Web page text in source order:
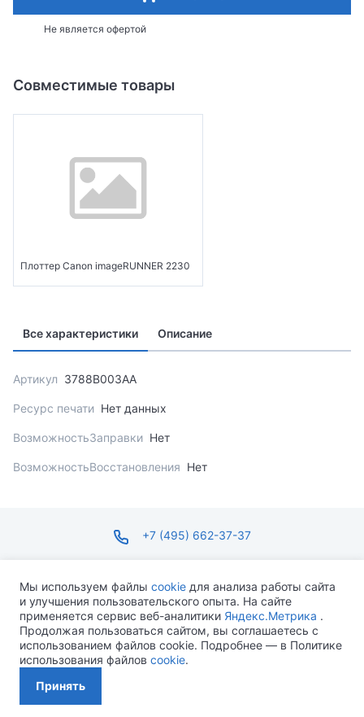
Не является офертой
Совместимые товары
Плоттер Canon imageRUNNER 2230
Все характеристики Описание
Артикул 3788B003AA
Ресурс печати Нет данных
ВозможностьЗаправки Нет
ВозможностьВосстановления Нет
+7 (495) 662-37-37
ПН-ПТ С 09:00 ДО 18:00 СБ-ВС ВЫХОДНОЙ
Мы используем файлы cookie для анализа работы сайта
и улучшения пользовательского опыта. На сайте
применяется сервис веб-аналитики Яндекс.Метрика .
Продолжая пользоваться сайтом, вы соглашаетесь с
использованием файлов cookie. Подробнее — в Политике
использования файлов cookie.
Принять